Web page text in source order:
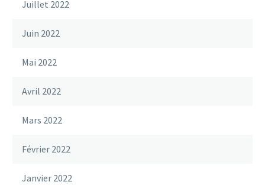
Juillet 2022
Juin 2022
Mai 2022
Avril 2022
Mars 2022
Février 2022
Janvier 2022